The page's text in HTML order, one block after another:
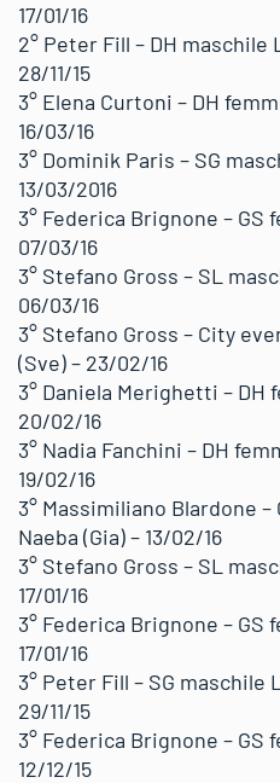
17/01/16
2° Peter Fill – DH maschile
28/11/15
3° Elena Curtoni – DH
16/03/16
3° Dominik Paris – SG
13/03/2016
3° Federica Brignone – GS
07/03/16
3° Stefano Gross – SL
06/03/16
3° Stefano Gross – City
(Sve) – 23/02/16
3° Daniela Merighetti – DH
20/02/16
3° Nadia Fanchini – DH
19/02/16
3° Massimiliano Blardone –
Naeba (Gia) – 13/02/16
3° Stefano Gross – SL
17/01/16
3° Federica Brignone – GS
17/01/16
3° Peter Fill – SG maschile
29/11/15
3° Federica Brignone – GS
12/12/15